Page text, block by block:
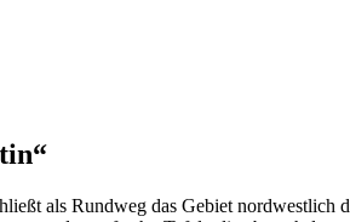
als Rundweg das Gebiet